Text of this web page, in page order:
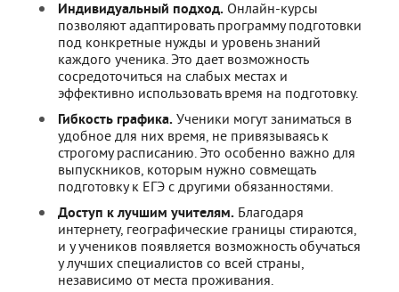
Индивидуальный подход. Онлайн-курсы
позволяют адаптировать программу подготовки
под конкретные нужды и уровень знаний
каждого ученика. Это дает возможность
сосредоточиться на слабых местах и
эффективно использовать время на подготовку.
Гибкость графика. Ученики могут заниматься в
удобное для них время, не привязываясь к
строгому расписанию. Это особенно важно для
выпускников, которым нужно совмещать
подготовку к ЕГЭ с другими обязанностями.
Доступ к лучшим учителям. Благодаря
интернету, географические границы стираются,
и у учеников появляется возможность обучаться
у лучших специалистов со всей страны,
независимо от места проживания.